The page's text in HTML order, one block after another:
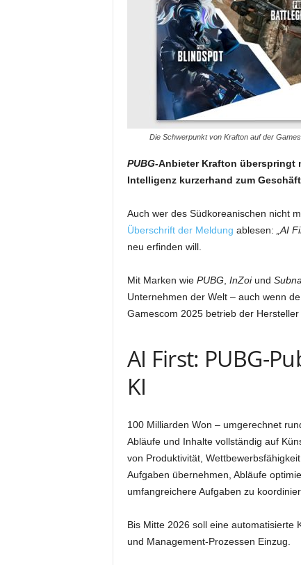
Die Schwerpunkt von Krafton auf der
PUBG-Anbieter Krafton überspringt
Intelligenz kurzerhand zum
Auch wer des Südkoreanischen nicht
Überschrift der Meldung ablesen: „AI
neu erfinden will.
Mit Marken wie PUBG InZoiund
Unternehmen der Welt – auch wenn
Gamescom 2025 betrieb der Hersteller
AI First: PUBG-
KI
100 Milliarden Won – umgerechnet
Abläufe und Inhalte vollständig auf
von Produktivität,
Aufgaben übernehmen, Abläufe
umfangreichere Aufgaben zu
Bis Mitte 2026 soll eine automatisierte
und Management-Prozessen Einzug.